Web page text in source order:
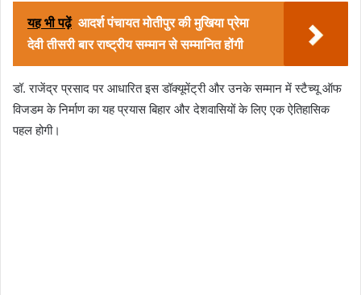
यह भी पढ़ें आदर्श पंचायत मोतीपुर की मुखिया प्रेमा
देवी तीसरी बार राष्ट्रीय सम्मान से सम्मानित होंगी
डॉ. राजेंद्र प्रसाद पर आधारित इस डॉक्यूमेंट्री और उनके सम्मान में स्टैच्यू ऑफ
विजडम के निर्माण का यह प्रयास बिहार और देशवासियों के लिए एक ऐतिहासिक
पहल होगी।